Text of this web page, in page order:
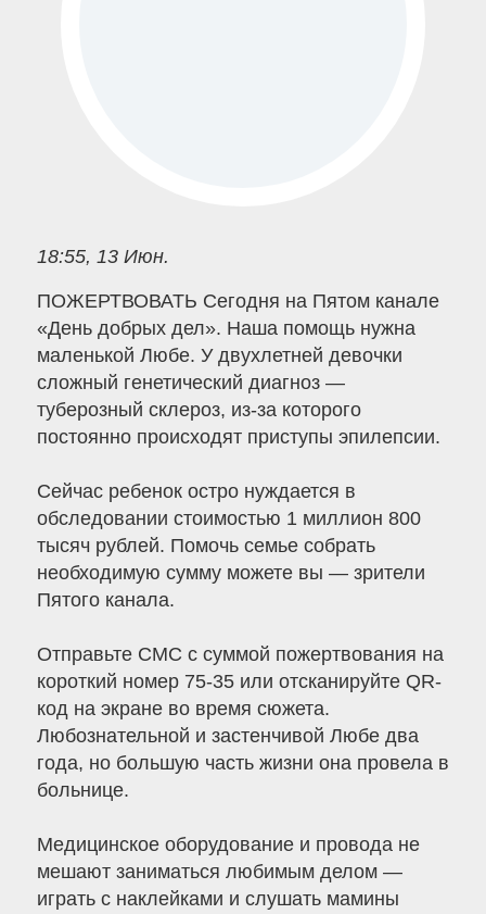
18:55, 13 Июн.
ПОЖЕРТВОВАТЬ Сегодня на Пятом канале
«День добрых дел». Наша помощь нужна
маленькой Любе. У двухлетней девочки
сложный генетический диагноз —
туберозный склероз, из-за которого
постоянно происходят приступы эпилепсии.
Сейчас ребенок остро нуждается в
обследовании стоимостью 1 миллион 800
тысяч рублей. Помочь семье собрать
необходимую сумму можете вы — зрители
Пятого канала.
Отправьте СМС с суммой пожертвования на
короткий номер 75-35 или отсканируйте QR-
код на экране во время сюжета.
Любознательной и застенчивой Любе два
года, но большую часть жизни она провела в
больнице.
Медицинское оборудование и провода не
мешают заниматься любимым делом —
играть с наклейками и слушать мамины